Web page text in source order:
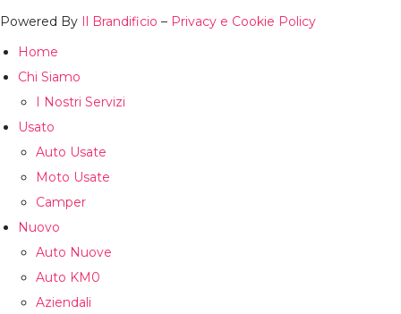
Powered By Il Brandificio – Privacy e Cookie Policy
Home
Chi Siamo
I Nostri Servizi
Usato
Auto Usate
Moto Usate
Camper
Nuovo
Auto Nuove
Auto KM0
Aziendali